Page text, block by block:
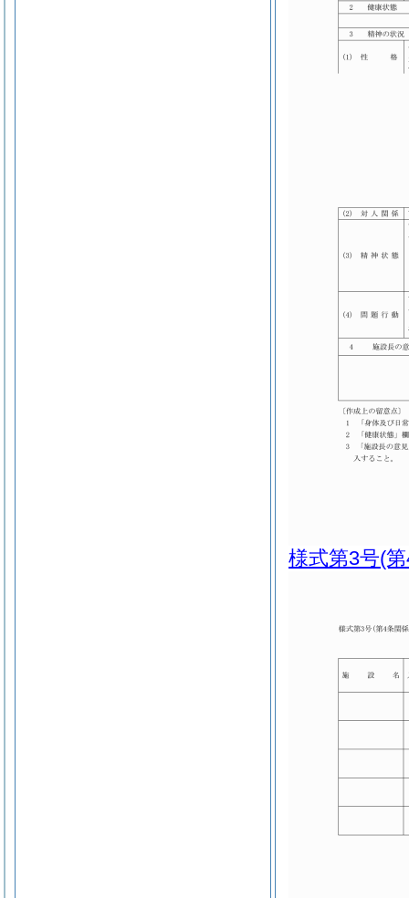
様式第3号(